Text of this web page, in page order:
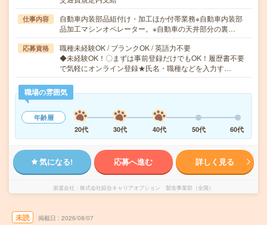
仕事内容
自動車内装部品組付け・加工ほか付帯業務※自動車内装部
品加工マシンオペレーター。※自動車の天井部分の裏…
応募資格
職種未経験OK / ブランクOK / 英語力不要
◆未経験OK！〇まずは事前登録だけでもOK！履歴書不要
で気軽にオンライン登録★氏名・職種などを入力す…
職場の雰囲気
年齢層
20代
30代 40代 50代 60代
気になる! 応募へ進む 詳しく見る
派遣会社 株式会社綜合キャリアオプション 製造事業部（全国）
未読 掲載日 2026/08/07